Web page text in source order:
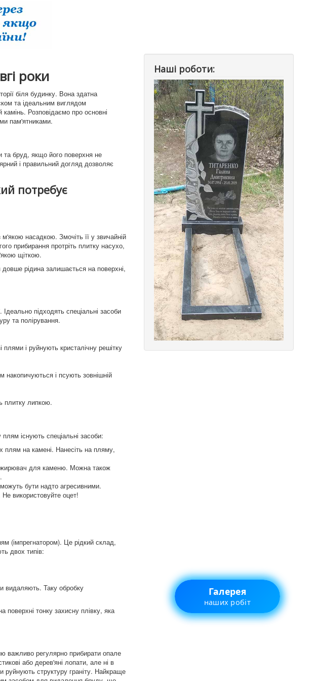
Галерея
наших робіт
роки
біля будинку. Вона здатна
та ідеальним виглядом
Розповідаємо про основні
пам'ятниками.
та бруд, якщо його поверхня не
і правильний догляд дозволяє
потребує
насадкою. Змочіть її у звичайній
прибирання протріть плитку насухо,
щіткою.
рідина залишається на поверхні,
підходять спеціальні засоби
та полірування.
і руйнують кристалічну решітку
і псують зовнішній
плитку липкою.
існують спеціальні засоби:
плям на камені. Нанесіть на пляму,
для каменю. Можна також
бути надто агресивними.
використовуйте оцет!
(імпрегнатором). Це рідкий склад,
двох типів:
видаляють. Таку обробку
тонку захисну плівку, яка
важливо регулярно прибирати опале
або дерев'яні лопати, але ні в
руйнують структуру граніту. Найкраще
Наші роботи: